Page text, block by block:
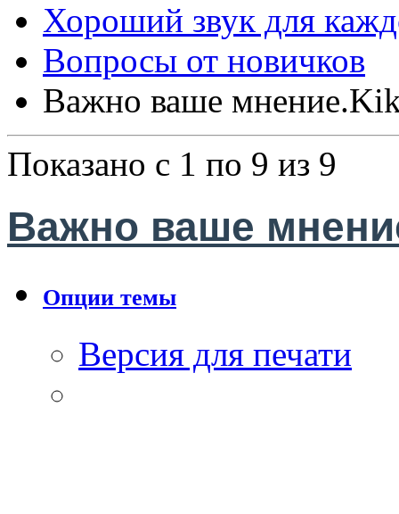
Хороший звук для
Вопросы от новичков
Важно ваше
Показано с 1 по 9 из 9
Важно ваше
Опции темы
Версия для печати